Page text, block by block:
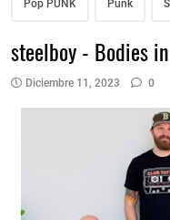
Pop PUNK Punk
steelboy - Bodies
Diciembre 11, 2023 0